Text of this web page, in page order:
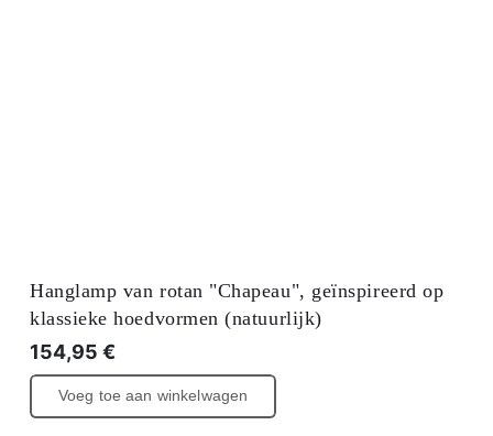
Hanglamp van rotan "Chapeau", geïnspireerd op
klassieke hoedvormen (natuurlijk)
154,95 €
Voeg toe aan winkelwagen